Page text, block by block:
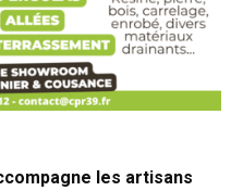
les artisans